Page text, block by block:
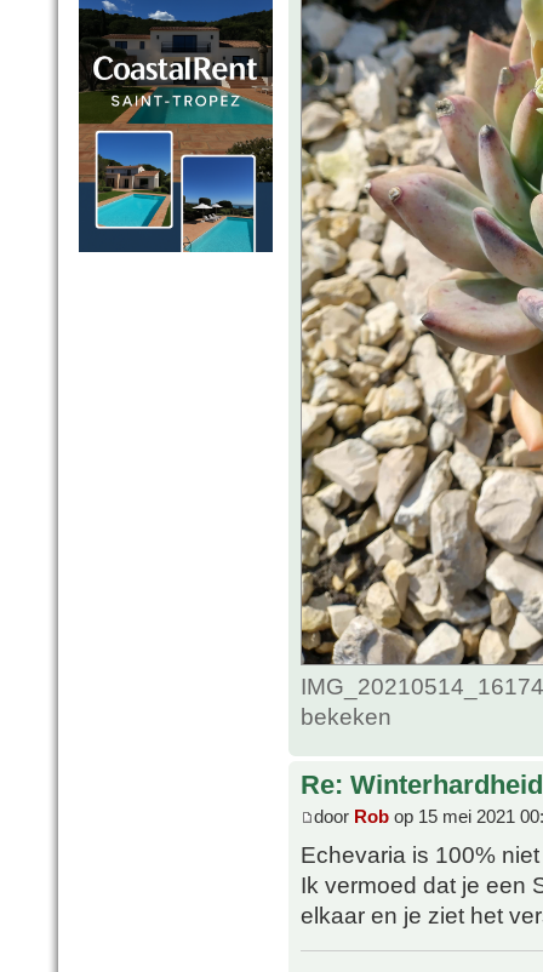
bekeken
Re:
door Rob op 15 mei 2021
Echevaria is 100%
Ik vermoed dat je een
elkaar en je ziet het